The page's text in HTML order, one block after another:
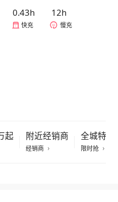
0.43h
快充
12h
慢充
起 附近经销商
经销商
全城特惠
限时抢